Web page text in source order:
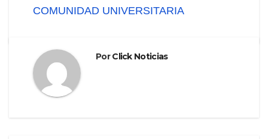
COMUNIDAD UNIVERSITARIA
PorClick Noticias